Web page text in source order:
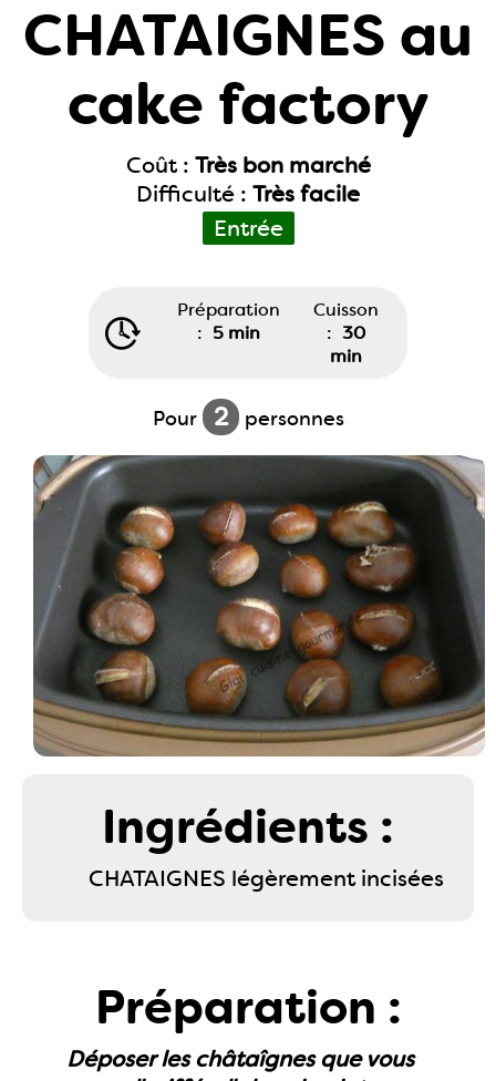
CHATAIGNES au
cake factory
Coût : Très bon marché
Difficulté : Très facile
Entrée
Préparation
: 5 min
Cuisson
: 30
min
Pour 2 personnes
Ingrédients :
CHATAIGNES légèrement incisées
Préparation :
Déposer les châtaîgnes que vous